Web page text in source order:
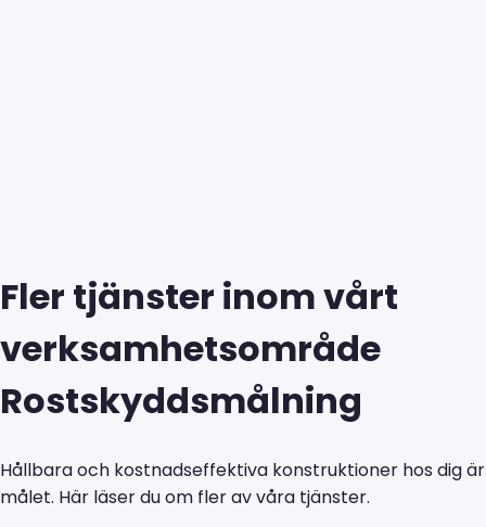
Fler tjänster inom vårt
verksamhetsområde
Rostskyddsmålning
Hållbara och kostnadseffektiva konstruktioner hos dig är
målet. Här läser du om fler av våra tjänster.